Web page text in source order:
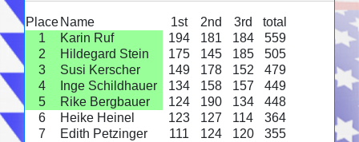
Place Name 1st 2nd 3rd
total
1
Karin Ruf 194 181 184
559
2
Hildegard Stein 175 145 185
505
3
Susi Kerscher 149 178 152
479
4
Inge Schildhauer 134 158 157
449
5
Rike Bergbauer 124 190 134
448
6
Heike Heinel 123 127 114
364
7
Edith Petzinger 111 124 120
355